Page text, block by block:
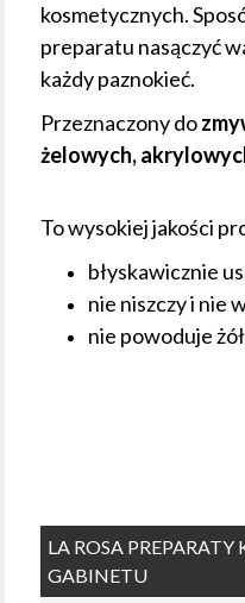
kosmetycznych.
preparatu nasączyć
każdy paznokieć.
Przeznaczony do
żelowych,
To wysokiej jakości
błyskawicznie
nie niszczy i nie
nie powoduje
LA ROSA
GABINETU